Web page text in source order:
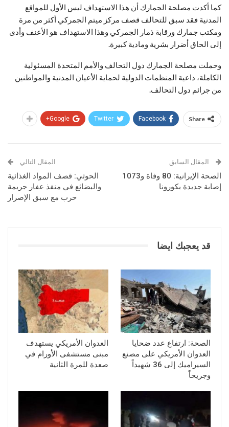
كما أكدت مصلحة الجمارك أن هذا الاستهداف ليس الأول للمواقع
المدنية فقد سبق للتحالف قصف مركز ميتم الجمركي أكثر من مرة
ومكتب جمارك ورقابة ذمار الجمركي وهذا الاستهداف هو الأعنف وأدى
إلى الحاق أضرار بشرية ومادية كبيرة.
وحملت مصلحة الجمارك دول التحالف والأمم المتحدة المسئولية
الكاملة، داعية المنظمات الدولية لحماية الأعيان المدنية والمواطنين
من جرائم دول التحالف.
Share
Facebook
Twitter
Google+
المقال السابق
الصحة الإيرانية: 80 وفاة و1073
إصابة جديدة بكورونا
المقال التالي
الحوثي: قصف المواد الغذائية
والبضائع في منفذ عفار جريمة
حرب مع سبق الإصرار
قد يعجبك ايضا
الصحة: ارتفاع عدد ضحايا
العدوان الأمريكي على مصنع
السيراميك إلى 36 شهيداً
وجريحاً
العدوان الأمريكي يستهدف
مبنى مستشفى الأورام في
صعدة للمرة الثانية